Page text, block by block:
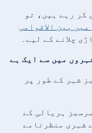
کر رہے ہیں، تو
بین الاقوامی
چلانے کے لیے۔
شہر کے طور پر
ہریالی کے
شہری منظرنامے